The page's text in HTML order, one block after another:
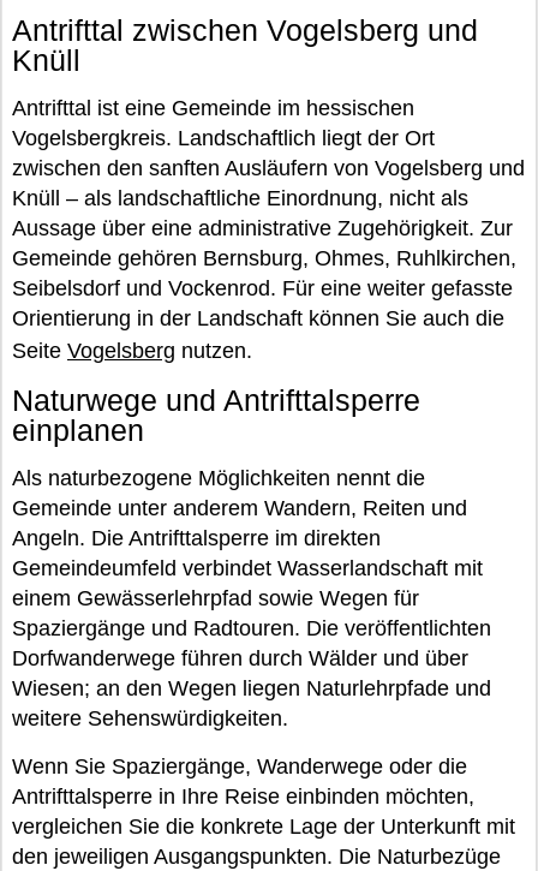
Antrifttal zwischen Vogelsberg und
Knüll
Antrifttal ist eine Gemeinde im hessischen
Vogelsbergkreis. Landschaftlich liegt der Ort
zwischen den sanften Ausläufern von Vogelsberg und
Knüll – als landschaftliche Einordnung, nicht als
Aussage über eine administrative Zugehörigkeit. Zur
Gemeinde gehören Bernsburg, Ohmes, Ruhlkirchen,
Seibelsdorf und Vockenrod. Für eine weiter gefasste
Orientierung in der Landschaft können Sie auch die
Seite Vogelsberg nutzen.
Naturwege und Antrifttalsperre
einplanen
Als naturbezogene Möglichkeiten nennt die
Gemeinde unter anderem Wandern, Reiten und
Angeln. Die Antrifttalsperre im direkten
Gemeindeumfeld verbindet Wasserlandschaft mit
einem Gewässerlehrpfad sowie Wegen für
Spaziergänge und Radtouren. Die veröffentlichten
Dorfwanderwege führen durch Wälder und über
Wiesen; an den Wegen liegen Naturlehrpfade und
weitere Sehenswürdigkeiten.
Wenn Sie Spaziergänge, Wanderwege oder die
Antrifttalsperre in Ihre Reise einbinden möchten,
vergleichen Sie die konkrete Lage der Unterkunft mit
den jeweiligen Ausgangspunkten. Die Naturbezüge